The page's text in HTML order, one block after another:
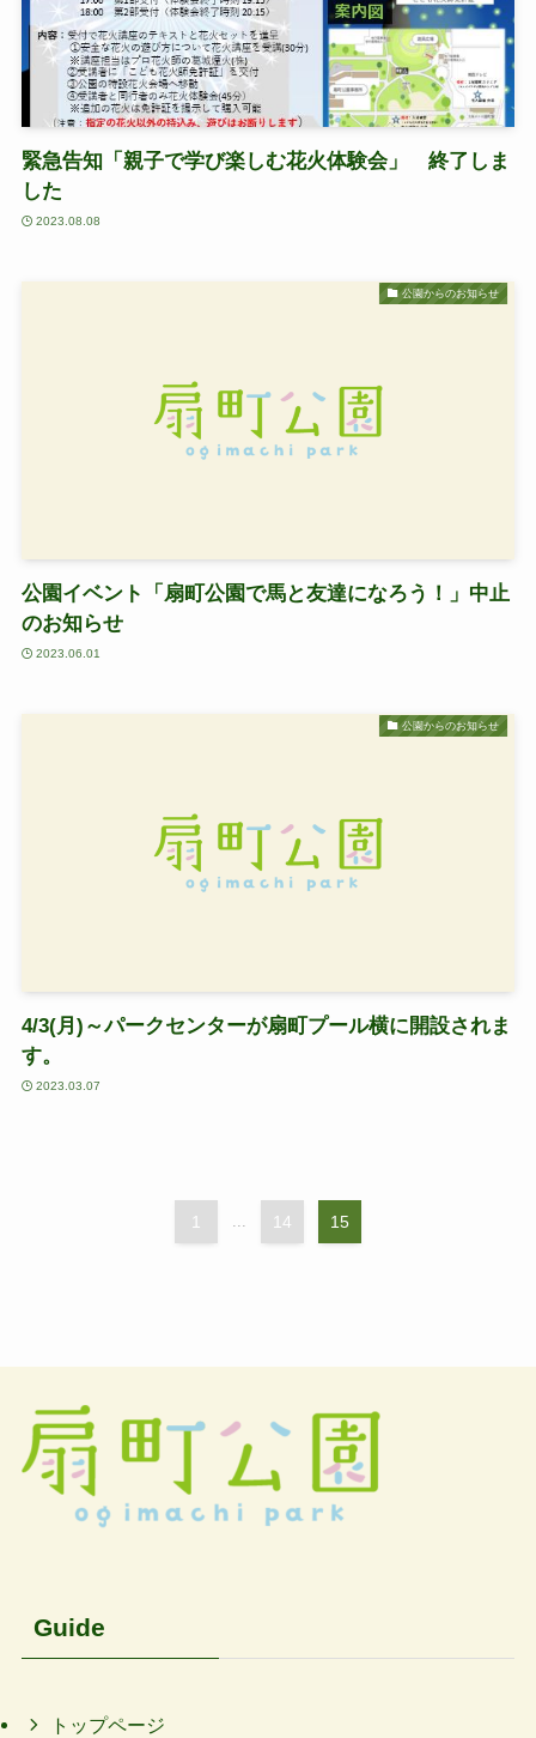
緊急告知「親子で学び楽しむ花火体験会」 終了しま
した
2023.08.08
公園からのお知らせ
公園イベント「扇町公園で馬と友達になろう！」中止
のお知らせ
2023.06.01
公園からのお知らせ
4/3(月)～パークセンターが扇町プール横に開設されま
す。
2023.03.07
1 14 15
Guide
トップページ